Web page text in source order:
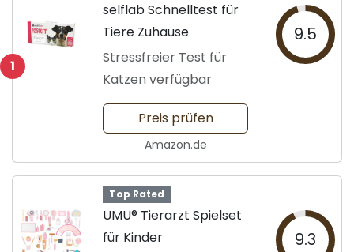
1
selflab Schnelltest für
Tiere Zuhause
Stressfreier Test für
Katzen verfügbar
9.5
Preis prüfen
Amazon.de
Top Rated
UMU® Tierarzt Spielset
für Kinder
9.3